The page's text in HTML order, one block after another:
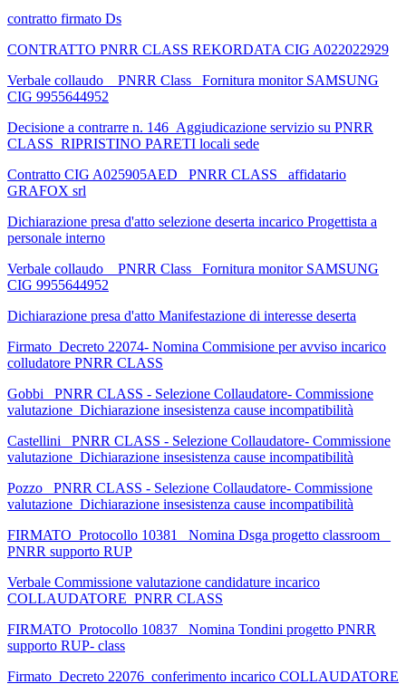
contratto firmato Ds
CONTRATTO PNRR CLASS REKORDATA CIG A022022929
Verbale collaudo _ PNRR Class_ Fornitura monitor SAMSUNG
CIG 9955644952
Decisione a contrarre n. 146_Aggiudicazione servizio su PNRR
CLASS_RIPRISTINO PARETI locali sede
Contratto CIG A025905AED_ PNRR CLASS_ affidatario
GRAFOX srl
Dichiarazione presa d'atto selezione deserta incarico Progettista a
personale interno
Verbale collaudo _ PNRR Class_ Fornitura monitor SAMSUNG
CIG 9955644952
Dichiarazione presa d'atto Manifestazione di interesse deserta
Firmato_Decreto 22074- Nomina Commisione per avviso incarico
colludatore PNRR CLASS
Gobbi_ PNRR CLASS - Selezione Collaudatore- Commissione
valutazione_Dichiarazione insesistenza cause incompatibilità
Castellini_ PNRR CLASS - Selezione Collaudatore- Commissione
valutazione_Dichiarazione insesistenza cause incompatibilità
Pozzo _PNRR CLASS - Selezione Collaudatore- Commissione
valutazione_Dichiarazione insesistenza cause incompatibilità
FIRMATO_Protocollo 10381_ Nomina Dsga progetto classroom _
PNRR supporto RUP
Verbale Commissione valutazione candidature incarico
COLLAUDATORE_PNRR CLASS
FIRMATO_Protocollo 10837_ Nomina Tondini progetto PNRR
supporto RUP- class
Firmato_Decreto 22076_conferimento incarico COLLAUDATORE